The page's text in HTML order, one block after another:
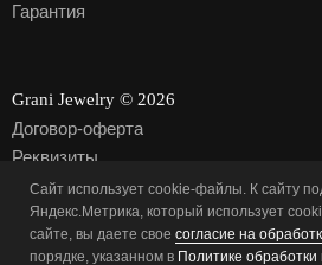
Сайт использует cookie-файлы. К cайту
Яндекс.Метрика, который использует
сайте, вы даете свое согласие на
порядке, указанном в Политике
Гарантия
Grani Jewelry © 2026
Договор-оферта
Реквизиты
Политика обработки персональных
Согласие на обработку
Разработка сайта